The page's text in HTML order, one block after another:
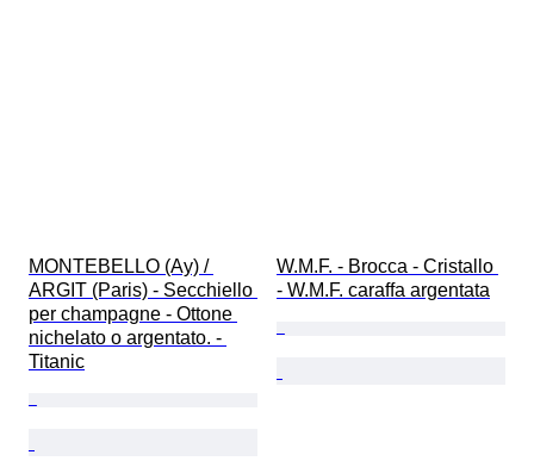
MONTEBELLO (Ay) /
ARGIT (Paris) - Secchiello
per champagne - Ottone
nichelato o argentato. -
Titanic
W.M.F. - Brocca - Cristallo
- W.M.F. caraffa argentata